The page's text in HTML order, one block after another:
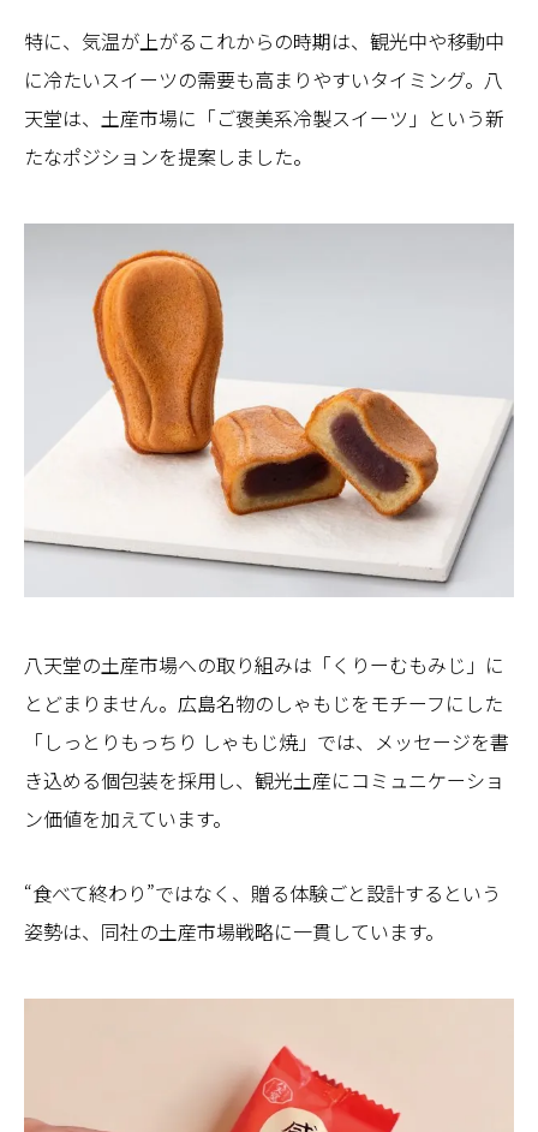
特に、気温が上がるこれからの時期は、観光中や移動中
に冷たいスイーツの需要も高まりやすいタイミング。八
天堂は、土産市場に「ご褒美系冷製スイーツ」という新
たなポジションを提案しました。
八天堂の土産市場への取り組みは「くりーむもみじ」に
とどまりません。広島名物のしゃもじをモチーフにした
「しっとりもっちり しゃもじ焼」では、メッセージを書
き込める個包装を採用し、観光土産にコミュニケーショ
ン価値を加えています。
“食べて終わり”ではなく、贈る体験ごと設計するという
姿勢は、同社の土産市場戦略に一貫しています。